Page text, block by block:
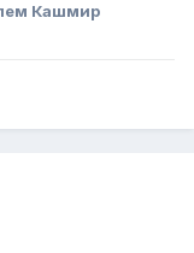
Кашмир